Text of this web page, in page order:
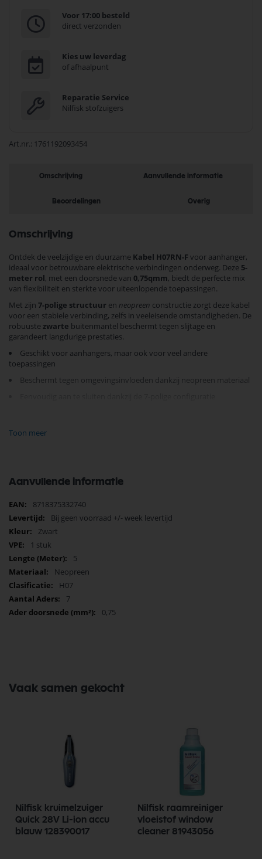
Voor 17:00 besteld
direct verzonden
Kies uw leverdag
of afhaalpunt
Reparatie Service
Nilfisk stofzuigers
Art.nr. 1761192093454
Omschrijving Aanvullende informatie
Beoordelingen Overig
Omschrijving
Ontdek de veelzijdige en duurzame Kabel H07RN-F voor aanhanger,
ideaal voor betrouwbare elektrische verbindingen onderweg. Deze 5-
meter rol, met een doorsnede van 0,75qmm, biedt de perfecte mix
van flexibiliteit en sterkte voor uiteenlopende toepassingen.
Met zijn 7-polige structuur en neopreen constructie zorgt deze kabel
voor een stabiele verbinding, zelfs in veeleisende omstandigheden. De
robuuste zwarte buitenmantel beschermt tegen slijtage en
garandeert langdurige prestaties.
Geschikt voor aanhangers, maar ook voor veel andere
toepassingen
Beschermt tegen omgevingsinvloeden dankzij neopreen materiaal
Ervaar het gemak en de zekerheid van een robuuste elektrische
Toon meer
Aanvullende informatie
Meer
informatie
8718375332740
Bij geen voorraad +/- week levertijd
Zwart
1 stuk
5
Neopreen
H07
7
0,75
Vaak samen gekocht
Nilfisk kruimelzuiger
Quick 28V Li-ion accu
blauw 128390017
Nilfisk raamreiniger
vloeistof window
cleaner 81943056